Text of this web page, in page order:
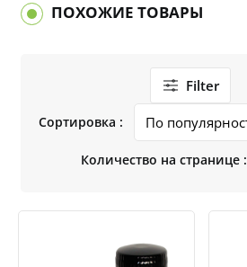
ПОХОЖИЕ ТОВАРЫ
Filter
Сортировка :
Количество на странице :